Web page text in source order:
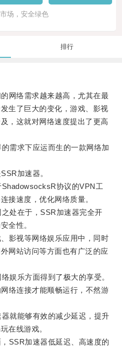
场，安全绿色
排行
络需求越来越高，尤其在最
生了巨大的变化，游戏、影视
，这就对网络速度提出了更高
求下应运而生的一款网络加
加速器。
协议的VPN工
接速度，优化网络质量。
在于，SSR加速器完全开
全性。
视等网络娱乐应用中，同时
网站访问等方面也有广泛的应
乐方面得到了极大的享受。
连接才能顺畅运行，不然游
能够有效的减少延迟，提升
在线游戏。
加速器低延迟、高速度的